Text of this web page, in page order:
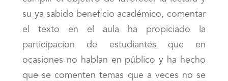
su ya sabido beneficio académico, comentar
el texto en el aula ha propiciado la
participación de estudiantes que en
ocasiones no hablan en público y ha hecho
que se comenten temas que a veces no se